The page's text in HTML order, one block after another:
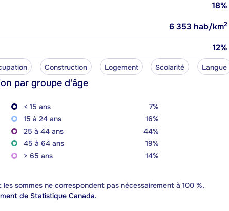
18%
6 353 hab/km2
12%
Construction Logement Scolarité Langue
par groupe d'âge
< 15 ans
7%
15 à 24 ans
16%
25 à 44 ans
44%
45 à 64 ans
19%
> 65 ans
14%
sommes ne correspondent pas nécessairement à 100 %,
de Statistique Canada.